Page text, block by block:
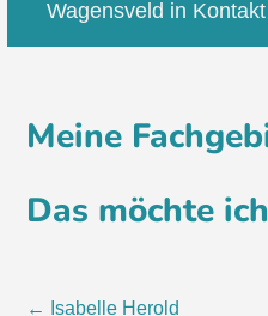
Wagensveld in
Meine
Das möchte
←
Isabelle Herold